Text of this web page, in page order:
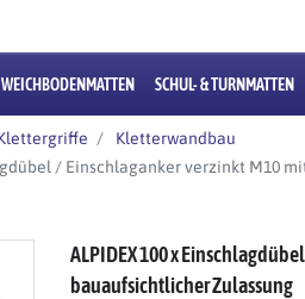
WEICHBODENMATTEN SCHUL- & TURNMATTEN
Kletterwandbau
/ Einschlaganker verzinkt M10
ALPIDEX 100 x
bauaufsichtlicher Zulassung